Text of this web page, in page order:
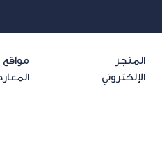
المتجر
الإلكتروني
مواقع